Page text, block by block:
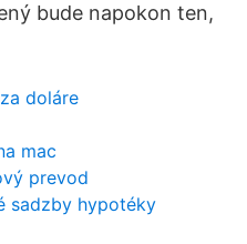
bude napokon ten,
doláre
mac
prevod
sadzby hypotéky